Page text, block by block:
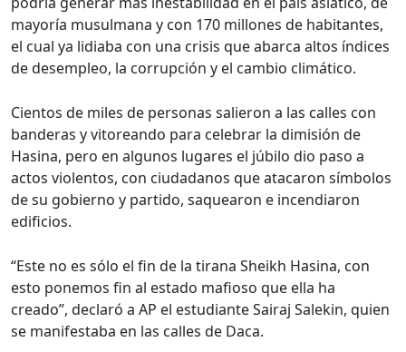
mayoría musulmana y con 170 millones de habitantes,
el cual ya lidiaba con una crisis que abarca altos índices
de desempleo, la corrupción y el cambio climático.
Cientos de miles de personas salieron a las calles con
banderas y vitoreando para celebrar la dimisión de
Hasina, pero en algunos lugares el júbilo dio paso a
actos violentos, con ciudadanos que atacaron símbolos
de su gobierno y partido, saquearon e incendiaron
edificios.
“Este no es sólo el fin de la tirana Sheikh Hasina, con
esto ponemos fin al estado mafioso que ella ha
creado”, declaró a AP el estudiante Sairaj Salekin, quien
se manifestaba en las calles de Daca.